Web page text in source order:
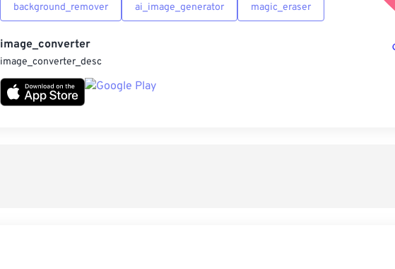
background_remover ai_image_generator magic_eraser
image_converter
image_converter_desc